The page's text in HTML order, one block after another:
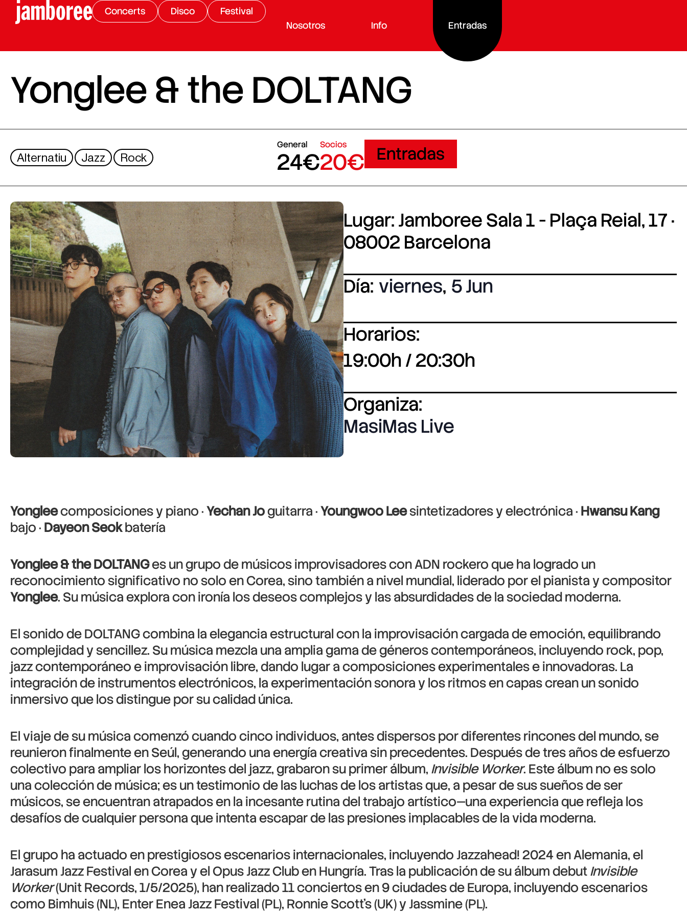
Concerts Disco
Festival
Nosotros
Info Entradas
Yonglee & the DOLTANG
Alternatiu Jazz Rock
General
24€
Socios
20€ Entradas
Lugar: Jamboree Sala 1 - Plaça Reial, 17 ·
08002 Barcelona
Día: viernes, 5 Jun
Horarios:
19:00h / 20:30h
Organiza:
MasiMas Live
Yongleecomposiciones y piano ·Yechan Joguitarra ·Youngwoo Leesintetizadores y electrónica · Hwansu Kang
bajo · Dayeon Seokbatería
Yonglee & the DOLTANGes un grupo de músicos improvisadores con ADN rockero que ha logrado un
reconocimiento significativo no solo en Corea, sino también a nivel mundial, liderado por el pianista y compositor
Yonglee. Su música explora con ironía los deseos complejos y las absurdidades de la sociedad moderna.
El sonido de DOLTANG combina la elegancia estructural con la improvisación cargada de emoción, equilibrando
complejidad y sencillez. Su música mezcla una amplia gama de géneros contemporáneos, incluyendo rock, pop,
jazz contemporáneo e improvisación libre, dando lugar a composiciones experimentales e innovadoras. La
integración de instrumentos electrónicos, la experimentación sonora y los ritmos en capas crean un sonido
inmersivo que los distingue por su calidad única.
El viaje de su música comenzó cuando cinco individuos, antes dispersos por diferentes rincones del mundo, se
reunieron finalmente en Seúl, generando una energía creativa sin precedentes. Después de tres años de esfuerzo
colectivo para ampliar los horizontes del jazz, grabaron su primer álbum, Invisible Worker. Este álbum no es solo
una colección de música; es un testimonio de las luchas de los artistas que, a pesar de sus sueños de ser
músicos, se encuentran atrapados en la incesante rutina del trabajo artístico—una experiencia que refleja los
desafíos de cualquier persona que intenta escapar de las presiones implacables de la vida moderna.
El grupo ha actuado en prestigiosos escenarios internacionales, incluyendo Jazzahead! 2024 en Alemania, el
Jarasum Jazz Festival en Corea y el Opus Jazz Club en Hungría. Tras la publicación de su álbum debutInvisible
Worker(Unit Records, 1/5/2025), han realizado 11 conciertos en 9 ciudades de Europa, incluyendo escenarios
como Bimhuis (NL), Enter Enea Jazz Festival (PL), Ronnie Scott’s (UK) y Jassmine (PL).